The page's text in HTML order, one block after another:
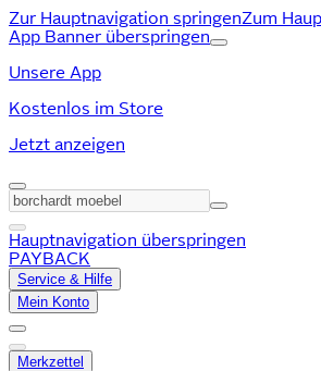
Zur Hauptnavigation springenZum
App Banner überspringen
Unsere App
Kostenlos im Store
Jetzt anzeigen
Hauptnavigation überspringen
PAYBACK
Service & Hilfe
Mein Konto
Merkzettel